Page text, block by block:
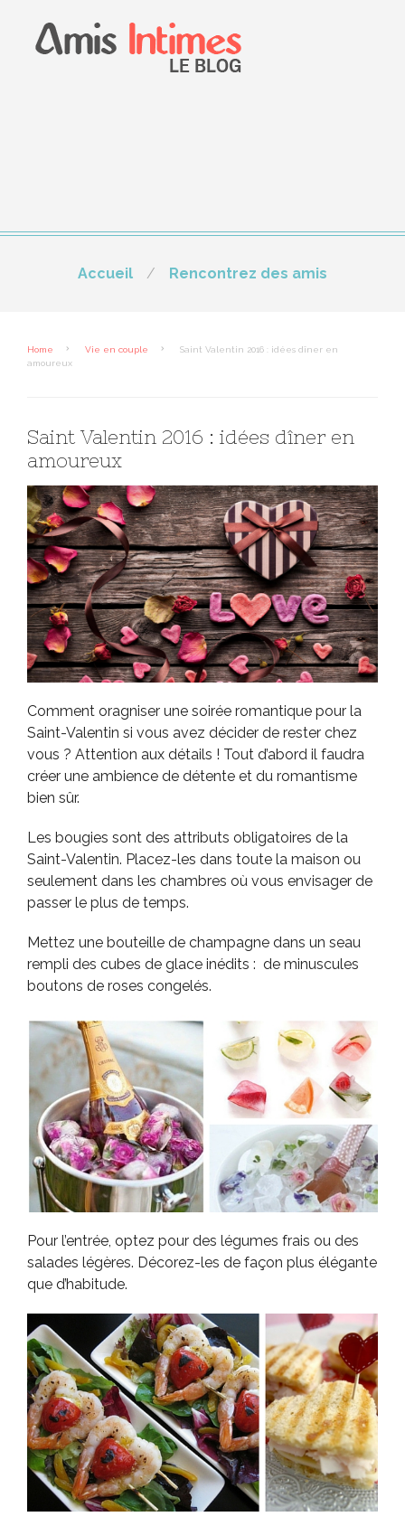
Accueil Rencontrez des amis
Home Vie en couple
Saint Valentin 2016 : idées dîner en
amoureux
Saint Valentin 2016 : idées dîner en
amoureux
Comment oragniser une soirée romantique pour la
Saint-Valentin si vous avez décider de rester chez
vous ? Attention aux détails ! Tout d’abord il faudra
créer une ambience de détente et du romantisme
bien sûr.
Les bougies sont des attributs obligatoires de la
Saint-Valentin. Placez-les dans toute la maison ou
seulement dans les chambres où vous envisager de
passer le plus de temps.
Mettez une bouteille de champagne dans un seau
rempli des cubes de glace inédits : de minuscules
boutons de roses congelés.
Pour l’entrée, optez pour des légumes frais ou des
salades légères. Décorez-les de façon plus élégante
que d’habitude.